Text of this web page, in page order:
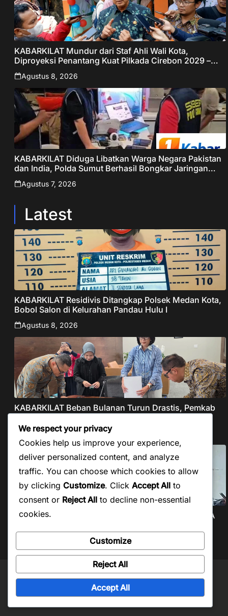
KABARKILAT Mundur dari Staf Ahli Wali Kota,
Diproyeksi Penantang Kuat Pilkada Cirebon 2029 –
Jabar Publisher
Agustus 8, 2026
KABARKILAT Diduga Libatkan Warga Negara Pakistan
dan India, Polda Sumut Berhasil Bongkar Jaringan
Online Scamming Internasional
Agustus 7, 2026
Latest
KABARKILAT Residivis Ditangkap Polsek Medan Kota,
Bobol Salon di Kelurahan Pandau Hulu I
Agustus 8, 2026
KABARKILAT Beban Bulanan Turun Drastis, Pemkab
Agustus 8, 2026
KABARKILAT PWI Beri Kesempatan Pengaktifan KTA
Copyright © 2026 Kabar Kilat. Powered by
We respect your privacy
Cookies help us improve your experience,
deliver personalized content, and analyze
traffic. You can choose which cookies to allow
by clicking Customize. Click Accept All to
consent or Reject All to decline non-essential
cookies.
Customize
Reject All
Accept All